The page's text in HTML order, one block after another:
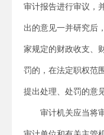
审计报告进行审议，
出的意见一并研究后
家规定的财政收支、
罚的，在法定职权范
提出处理、处罚的意见
审计机关应当将